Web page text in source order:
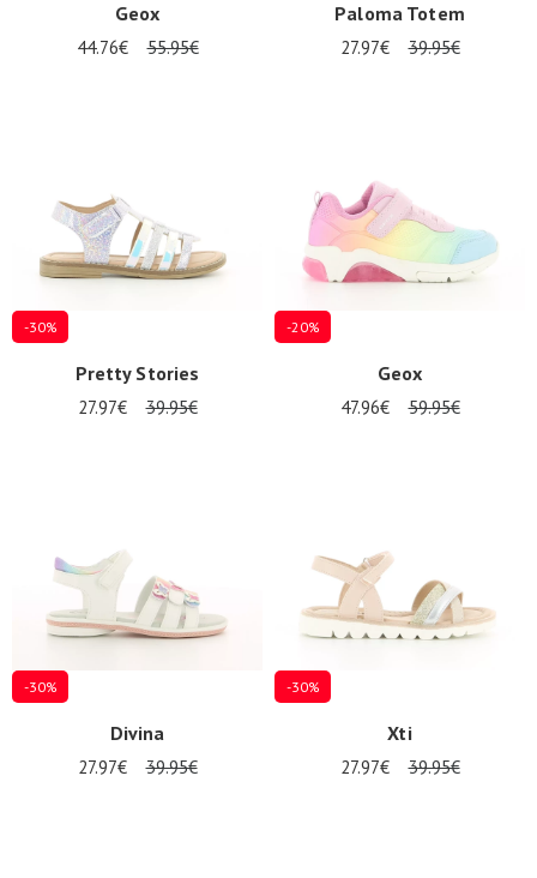
Geox
44.76€ 55.95€
Paloma Totem
27.97€ 39.95€
-30%
Pretty Stories
27.97€ 39.95€
-20%
Geox
47.96€ 59.95€
-30%
Divina
27.97€ 39.95€
-30%
Xti
27.97€ 39.95€